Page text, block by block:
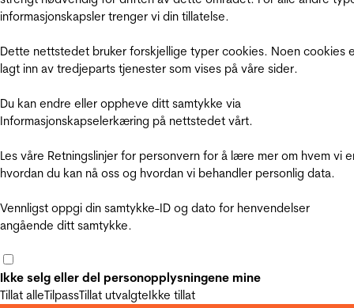
informasjonskapsler trenger vi din tillatelse.
Dette nettstedet bruker forskjellige typer cookies. Noen cookies
lagt inn av tredjeparts tjenester som vises på våre sider.
Du kan endre eller oppheve ditt samtykke via
Informasjonskapselerkæring på nettstedet vårt.
Les våre Retningslinjer for personvern for å lære mer om hvem vi
hvordan du kan nå oss og hvordan vi behandler personlig data.
Vennligst oppgi din samtykke-ID og dato for henvendelser
angående ditt samtykke.
Ikke selg eller del personopplysningene mine
Tillat alleTilpassTillat utvalgteIkke tillat